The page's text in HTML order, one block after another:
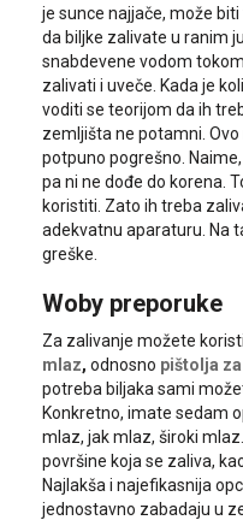
je sunce najjače, može
da biljke zalivate u ranim
snabdevene vodom
zalivati i uveče. Kada je
voditi se teorijom da ih
zemljišta ne potamni.
potpuno pogrešno.
pa ni ne dođe do korena.
koristiti. Zato ih treba
adekvatnu aparaturu. Na
greške.
Woby preporuke
Za zalivanje možete
mlaz, odnosno pištolja
potreba biljaka sami
Konkretno, imate sedam
mlaz, jak mlaz, široki
površine koja se zaliva,
Najlakša i najefikasnija
jednostavno zabadaju u